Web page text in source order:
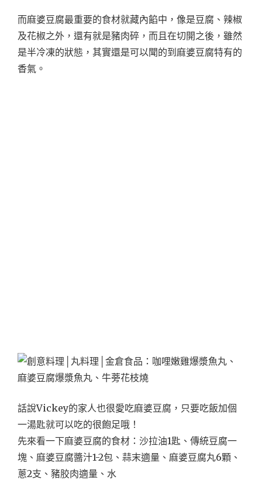
而麻婆豆腐最重要的食材就藏內餡中，像是豆腐、辣椒
及花椒之外，還有就是豬肉碎，而且在切開之後，雖然
是半冷凍的狀態，其實還是可以聞的到麻婆豆腐特有的
香氣。
話說Vickey的家人也很愛吃麻婆豆腐，只要吃飯加個
一湯匙就可以吃的很飽足哦！
先來看一下麻婆豆腐的食材：沙拉油1匙、傳統豆腐一
塊、麻婆豆腐醬汁1-2包、蒜末適量、麻婆豆腐丸6顆、
蔥2支、豬胶肉適量、水